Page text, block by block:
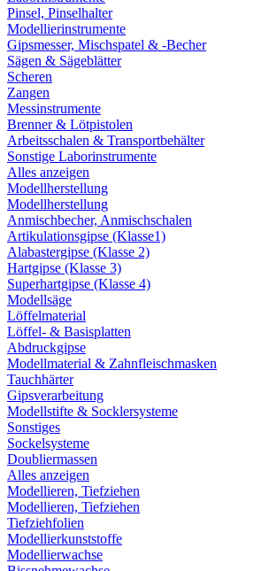
Pinsel, Pinselhalter
Modellierinstrumente
Gipsmesser, Mischspatel & -Becher
Sägen & Sägeblätter
Scheren
Zangen
Messinstrumente
Brenner & Lötpistolen
Arbeitsschalen & Transportbehälter
Sonstige Laborinstrumente
Alles anzeigen
Modellherstellung
Modellherstellung
Anmischbecher, Anmischschalen
Artikulationsgipse (Klasse1)
Alabastergipse (Klasse 2)
Hartgipse (Klasse 3)
Superhartgipse (Klasse 4)
Modellsäge
Löffelmaterial
Löffel- & Basisplatten
Abdruckgipse
Modellmaterial & Zahnfleischmasken
Tauchhärter
Gipsverarbeitung
Modellstifte & Socklersysteme
Sonstiges
Sockelsysteme
Doubliermassen
Alles anzeigen
Modellieren, Tiefziehen
Modellieren, Tiefziehen
Tiefziehfolien
Modellierkunststoffe
Modellierwachse